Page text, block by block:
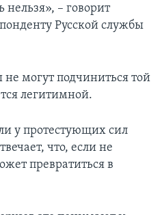
– говорит
Русской службы
не могут подчиниться той
легитимной.
у протестующих сил
что, если не
превратиться в